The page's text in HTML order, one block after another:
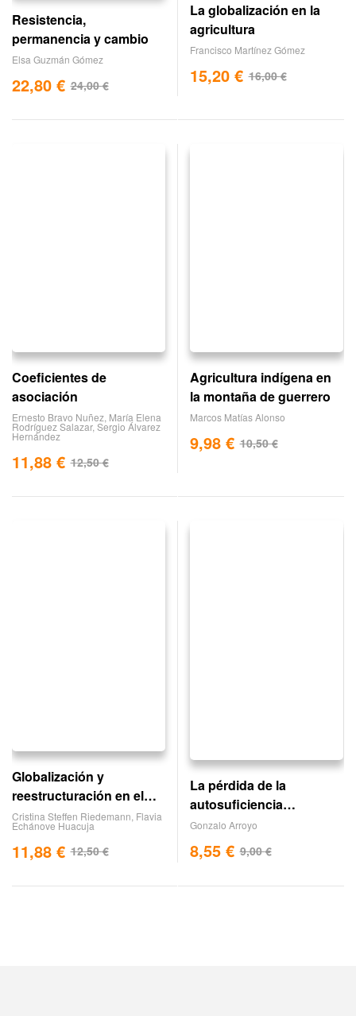
Resistencia,
permanencia y cambio
Elsa Guzmán Gómez
24,00€
22,80 €
La globalización en la
agricultura
Francisco Martínez Gómez
16,00€
15,20 €
Coeficientes de
asociación
Ernesto Bravo Nuñez María Elena
Rodríguez Salazar, Sergio Álvarez
Hernández
12,50€
11,88 €
Agricultura indígena en
la montaña de guerrero
Marcos Matías Alonso
10,50€
9,98 €
Globalización y
reestructuración en el
agro mexicano
Cristina Steffen Riedemann Flavia
Echánove Huacuja
12,50€
11,88 €
La pérdida de la
autosuficiencia
alimentaria y el auge de
la ganadería en méxico
Gonzalo Arroyo
9,00€
8,55 €